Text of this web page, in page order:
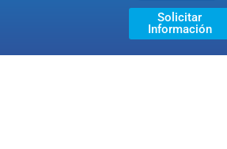
Solicitar
Información